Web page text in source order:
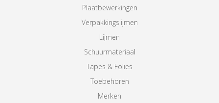
Plaatbewerkingen
Verpakkingslijmen
Lijmen
Schuurmateriaal
Tapes & Folies
Toebehoren
Merken